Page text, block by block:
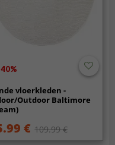
vloerkleden -
Outdoor Baltimore
€ 109.99 €